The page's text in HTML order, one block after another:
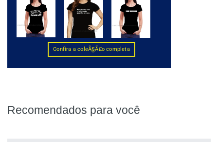
Recomendados para você